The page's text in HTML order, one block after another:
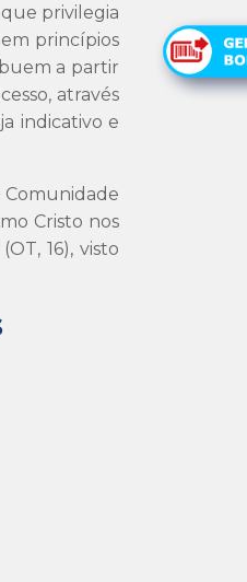
privilegia
princípios
a partir
através
indicativo e
Cristo nos
16), visto